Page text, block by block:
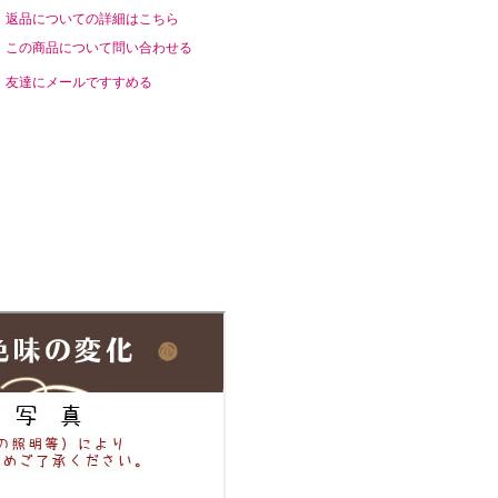
返品についての詳細はこちら
この商品について問い合わせる
友達にメールですすめる